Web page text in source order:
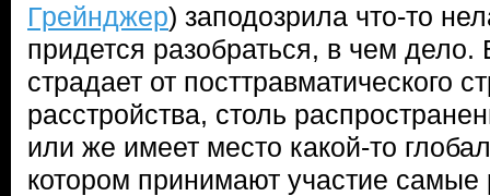
Грейнджер) заподозрила что-то
придется разобраться, в чем
страдает от посттравматического
расстройства, столь
или же имеет место какой-то
котором принимают участие самые